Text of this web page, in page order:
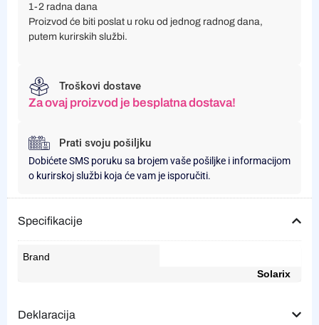
1-2 radna dana
Proizvod će biti poslat u roku od jednog radnog dana,
putem kurirskih službi.
Troškovi dostave
Za ovaj proizvod je besplatna dostava!
Prati svoju pošiljku
Dobićete SMS poruku sa brojem vaše pošiljke i informacijom
o kurirskoj službi koja će vam je isporučiti.
Specifikacije
Brand
Solarix
Deklaracija